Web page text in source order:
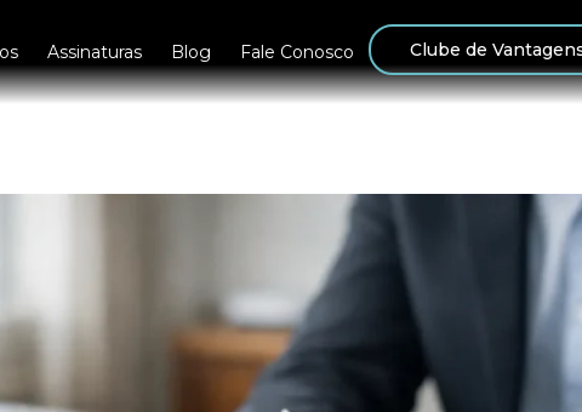
Assinaturas Blog Fale Conosco Clube de